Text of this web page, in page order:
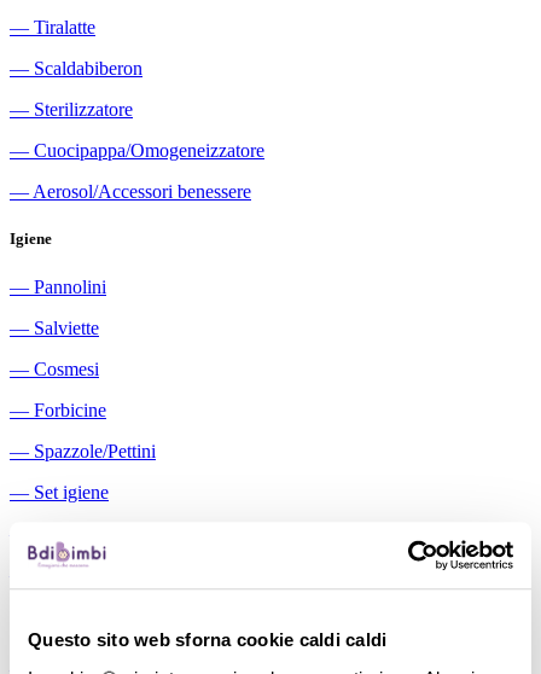
Questo sito web sforna cookie caldi caldi
― Tiralatte
― Scaldabiberon
― Sterilizzatore
― Cuocipappa/Omogeneizzatore
― Aerosol/Accessori benessere
Igiene
― Pannolini
― Salviette
― Cosmesi
― Forbicine
― Spazzole/Pettini
― Set igiene
Aspiratori nasali manuali
―
Cuscini allattamento